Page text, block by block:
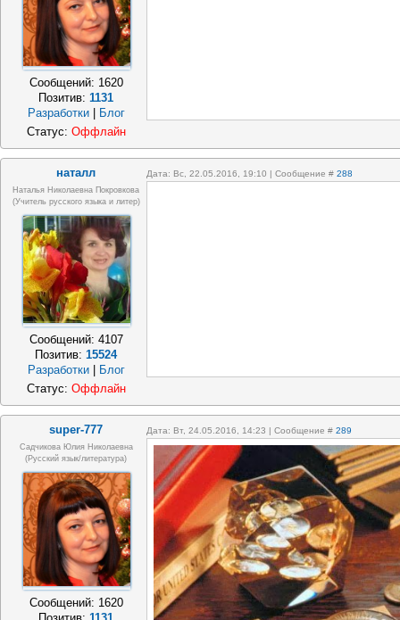
Сообщений: 1620
Позитив:1131
Разработки
Блог
Статус: Оффлайн
наталл Дата: Вс, 22.05.2016, 19:10 | Сообщение # 288
Наталья Николаевна Покровкова
(учитель русского языка и литер)
Сообщений: 4107
Позитив:15524
Разработки
Блог
Статус: Оффлайн
super-777 Дата: Вт, 24.05.2016, 14:23 | Сообщение # 289
Садчикова Юлия Николаевна
(русский язык/литература)
Сообщений: 1620